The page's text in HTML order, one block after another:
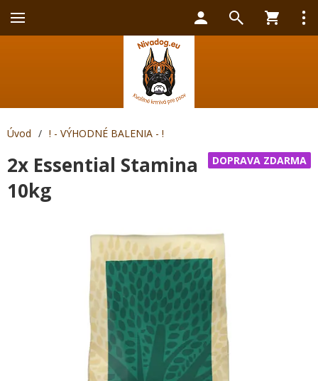
Úvod / ! - VÝHODNÉ BALENIA - !
DOPRAVA ZDARMA
2x Essential Stamina
10kg